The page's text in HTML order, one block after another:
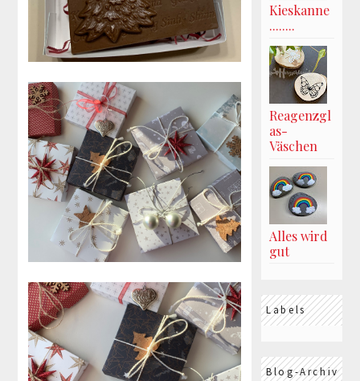
Kieskanne
........
Reagenzgl
as-
Väschen
Alles wird
gut
Labels
Blog-Archiv